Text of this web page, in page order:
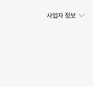
사업자 정보